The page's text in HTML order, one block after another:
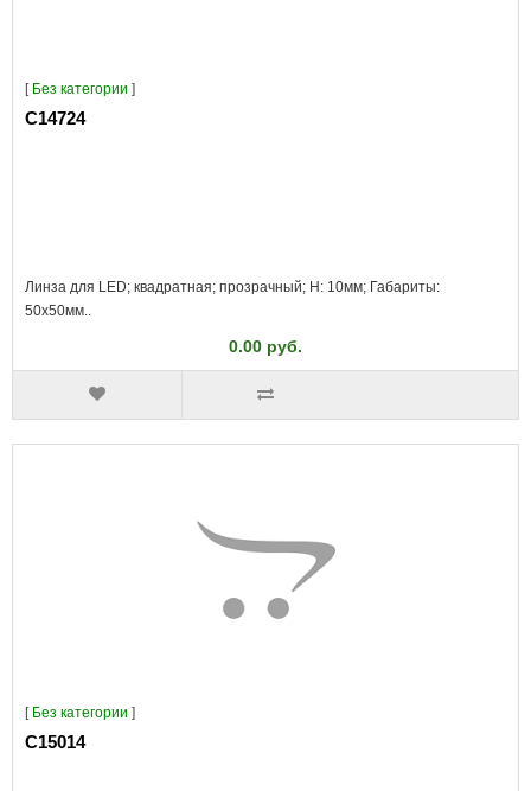
[ Без категории ]
C14724
Линза для LED; квадратная; прозрачный; H: 10мм; Габариты:
50x50мм..
0.00 руб.
[ Без категории ]
C15014